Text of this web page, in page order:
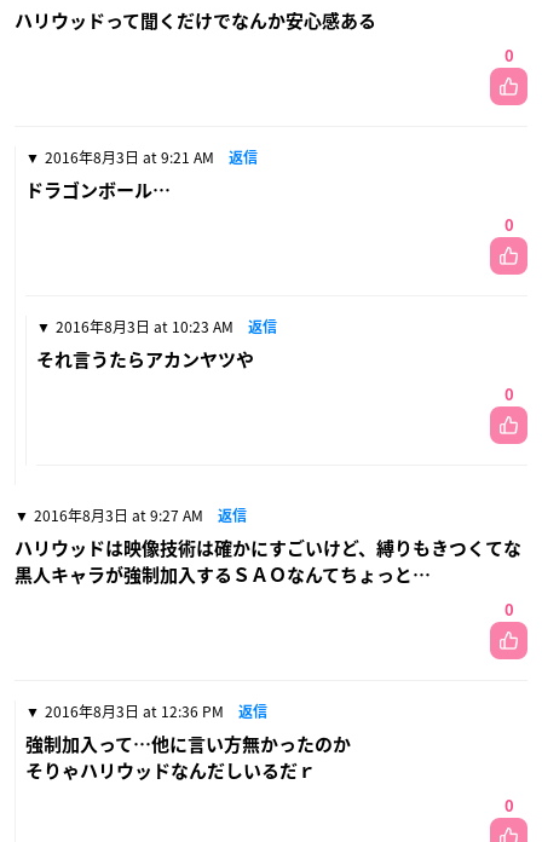
ハリウッドって聞くだけでなんか安心感ある
0
2016年8月3日 at 9:21 AM 返信
ドラゴンボール…
0
2016年8月3日 at 10:23 AM 返信
それ言うたらアカンヤツや
0
2016年8月3日 at 9:27 AM 返信
ハリウッドは映像技術は確かにすごいけど、縛りもきつくてな
黒人キャラが強制加入するＳＡＯなんてちょっと…
0
2016年8月3日 at 12:36 PM 返信
強制加入って…他に言い方無かったのか
そりゃハリウッドなんだしいるだｒ
0